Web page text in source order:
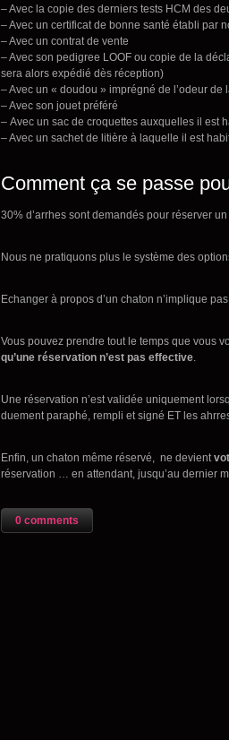
– Avec la copie des derniers tests HCM des
– Avec un certificat de bonne santé établi par
– Avec un contrat de vente
– Avec son pedigree LOOF ou copie de la
sera alors expédié dès réception)
– Avec un « doudou » imprégné de l’odeur de
– Avec son jouet préféré
– Avec un sac de croquettes auxquelles il est
– Avec un sachet de litière à laquelle il est
Comment ça se passe
30% d’arrhes sont demandés pour réserver
Nous ne pratiquons plus le système des
Echanger à propos d’un chaton n’implique
Vous pouvez prendre tout le temps que vous
qu’une réservation n’est pas effective.
Une réservation n’est validée uniquement
duement paraphé, rempli et signé ET les
Enfin, un chaton même réservé, ne devient
réservation … en attendant, jusqu’au dernier
0 comments